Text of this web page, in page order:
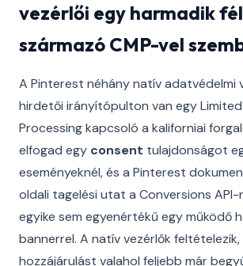
vezérlői egy harmadik
származó CMP-vel
A Pinterest néhány natív adatvédelmi
hirdetői irányítópulton van egy
Processing kapcsoló a kaliforniai
elfogad egy consent tulajdonságot
eseményeknél, és a Pinterest
oldali tagelési utat a Conversions API-
egyike sem egyenértékű egy működő
bannerrel. A natív vezérlők
hozzájárulást valahol feljebb már